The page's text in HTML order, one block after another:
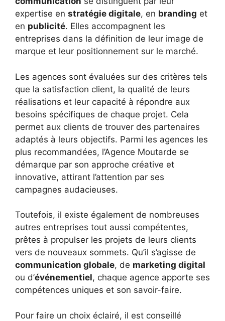
expertise en stratégie digitale, en branding et
en publicité. Elles accompagnent les
entreprises dans la définition de leur image de
marque et leur positionnement sur le marché.
Les agences sont évaluées sur des critères tels
que la satisfaction client, la qualité de leurs
réalisations et leur capacité à répondre aux
besoins spécifiques de chaque projet. Cela
permet aux clients de trouver des partenaires
adaptés à leurs objectifs. Parmi les agences les
plus recommandées, l’Agence Moutarde se
démarque par son approche créative et
innovative, attirant l’attention par ses
campagnes audacieuses.
Toutefois, il existe également de nombreuses
autres entreprises tout aussi compétentes,
prêtes à propulser les projets de leurs clients
vers de nouveaux sommets. Qu’il s’agisse de
communication globale, de marketing digital
ou d’événementiel, chaque agence apporte ses
compétences uniques et son savoir-faire.
Pour faire un choix éclairé, il est conseillé